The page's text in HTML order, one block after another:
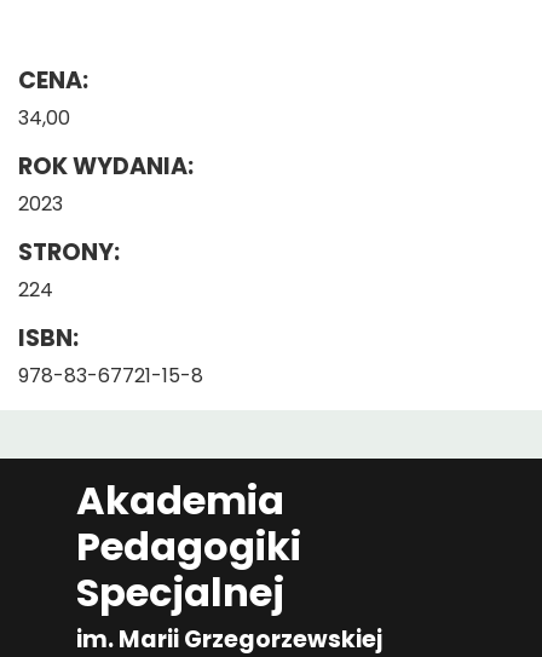
CENA:
34,00
ROK WYDANIA:
2023
STRONY:
224
ISBN:
978-83-67721-15-8
Akademia
Pedagogiki
Specjalnej
im. Marii Grzegorzewskiej